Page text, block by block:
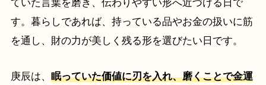
ていた言葉を磨き、伝わりやすい形へ近づける日で
す。暮らしであれば、持っている品やお金の扱いに筋
を通し、財の力が美しく残る形を選びたい日です。
庚辰は、 眠っていた価値に刃を入れ、磨くことで金運